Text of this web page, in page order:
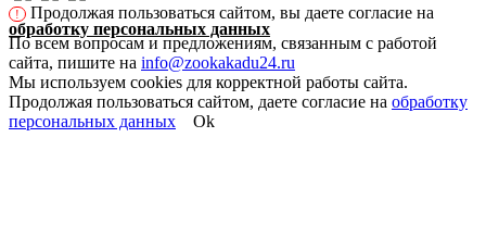
!
Продолжая пользоваться сайтом, вы даете согласие на
обработку персональных данных
По всем вопросам и предложениям, связанным с работой
сайта, пишите на info@zookakadu24.ru
Мы используем cookies для корректной работы сайта.
Продолжая пользоваться сайтом, даете согласие на обработку
персональных данных
Ok